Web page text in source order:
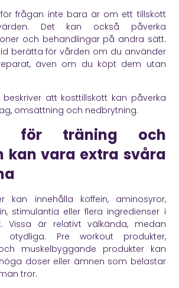
frågan inte bara är om ett tillskott
Det kan också påverka
och behandlingar på andra sätt.
berätta för vården om du använder
även om du köpt dem utan
beskriver att kosttillskott kan påverka
omsättning och nedbrytning.
för träning och
kan vara extra svåra
kan innehålla koffein, aminosyror,
stimulantia eller flera ingredienser i
Vissa är relativt välkända, medan
Pre workout produkter,
muskelbyggande produkter kan
doser eller ämnen som belastar
tror.